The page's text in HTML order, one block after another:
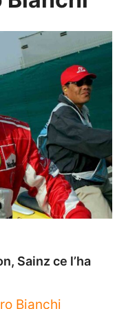
Sainz ce l’ha
Bianchi